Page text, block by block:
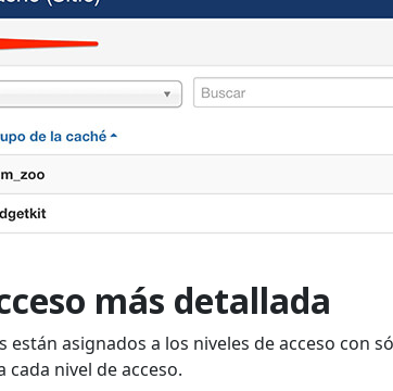
más detallada
asignados a los niveles de acceso con
nivel de acceso.